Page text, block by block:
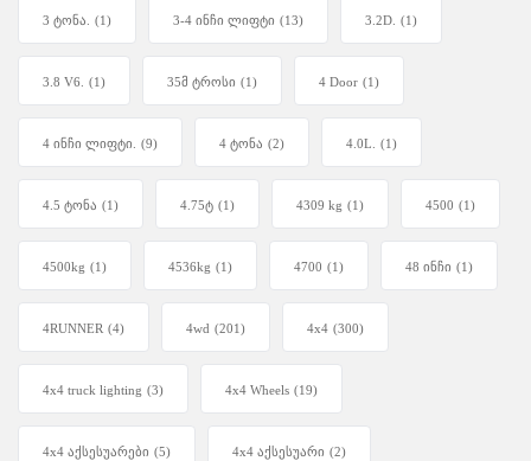
3 ტონა. (1) 3-4 ინჩი ლიფტი (13) 3.2D. (1)
3.8 V6. (1) 35მ ტროსი (1) 4 Door (1)
4 ინჩი ლიფტი. (9) 4 ტონა (2) 4.0L. (1)
4.5 ტონა (1) 4.75ტ (1) 4309 kg (1) 4500 (1)
4500kg (1) 4536kg (1) 4700 (1) 48 ინჩი (1)
4RUNNER (4) 4wd (201) 4x4 (300)
4x4 truck lighting (3) 4x4 Wheels (19)
4x4 აქსესუარები (5) 4x4 აქსესუარი (2)